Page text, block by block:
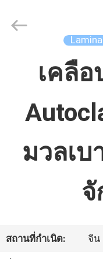
ผลิตภัณฑ์
เกี่ยว
Autoclave
Online
เคลือ
มวลเบ
จั
สถานที่กำเนิด: จีน